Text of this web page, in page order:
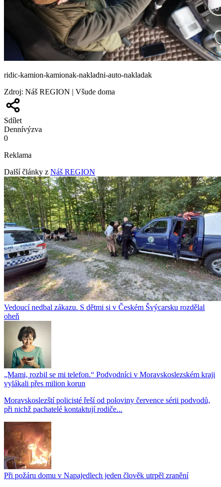
ridic-kamion-kamionak-nakladni-auto-nakladak
Zdroj: Náš REGION | Všude doma
Sdílet
Dennívýzva
0
Reklama
Další články z Náš REGION
Vedoucí nedbal zákazu. S dětmi si v Českém Švýcarsku rozdělal
oheň
„Mami, rozbil se mi telefon.“ Podvodníci v Moravskoslezském kraji
vylákali přes milion korun
Moravskoslezští policisté řeší od poloviny července sérii podvodů,
při nichž pachatelé kontaktují rodiče...
Při požáru domu v Napajedlech jeden člověk utrpěl zranění